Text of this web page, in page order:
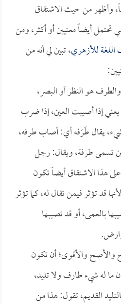
وأظهر من حيث الاشتقاق
تحتمل أيضاً معنيين أو أكثر، ومن
للأزهري، تبين لي أنه من
هو النظر أو البصر،
إذا أصيبت العين، إذا ضرب
يقال طَرَفه أي: أصاب طرفه،
تسمى طرفة، ويقال: رجل
هذا الاشتقاق أيضاً تكون
قد تؤثر فيمن تقال له، كما تؤثر
بالعمى، أو قد تصيبها
والأصح والأقوى؛ أن تكون
ما له شيء طارف ولا تليد،
القديم، تقول: هذا من